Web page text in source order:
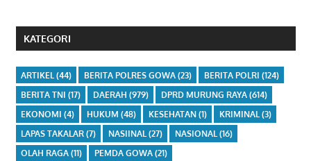
KATEGORI
ARTIKEL (44) BERITA POLRES GOWA(23) BERITA POLRI (124)
BERITA TNI (17) DAERAH (979) DPRD MURUNG RAYA(614)
EKONOMI (4) HUKUM (48) KESEHATAN(1) KRIMINAL(3)
LAPAS TAKALAR(7) NASIINAL(27) NASIONAL(16)
OLAH RAGA(11) PEMDA GOWA(21)